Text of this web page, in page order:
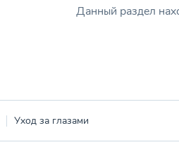
Данный раздел
Уход за глазами